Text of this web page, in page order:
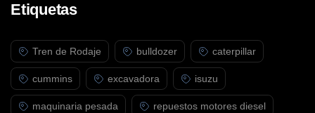
Etiquetas
Tren de Rodaje bulldozer caterpillar
cummins excavadora isuzu
maquinaria pesada repuestos motores diesel